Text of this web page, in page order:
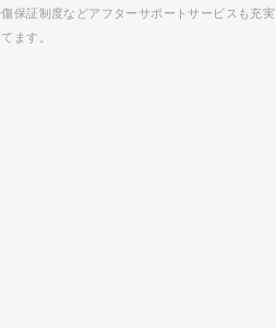
保証制度などアフターサポートサービスも充実
ます。